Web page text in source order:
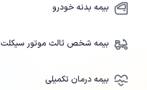
بیمه بدنه خودرو
بیمه شخص ثالث موتور سیکلت
بیمه درمان تکمیلی